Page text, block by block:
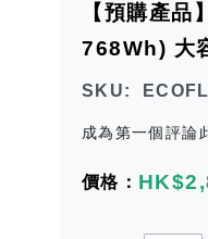
【預購產
768Wh) 大
SKU
成為第一個評論
Special